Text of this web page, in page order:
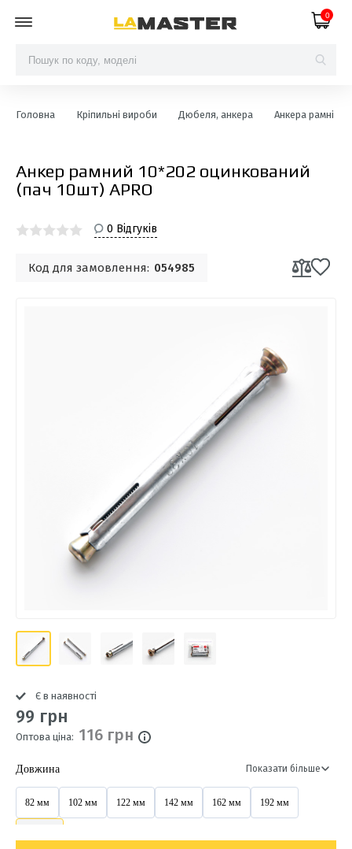
0
Головна Кріпильні вироби Дюбеля, анкера Анкера рамні
Анкер рамний 10*202 оцинкований
(пач 10шт) APRO
0 Відгуків
Код для замовлення: 054985
Є в наявності
99 грн
Оптова ціна: 116 грн
Довжина Показати більше
82 мм 102 мм 122 мм 142 мм 162 мм 192 мм